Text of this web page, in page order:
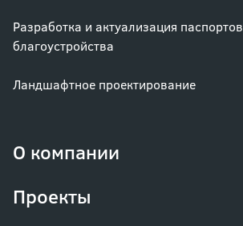
Разработка и актуализация паспортов
благоустройства
Ландшафтное проектирование
О компании
Проекты